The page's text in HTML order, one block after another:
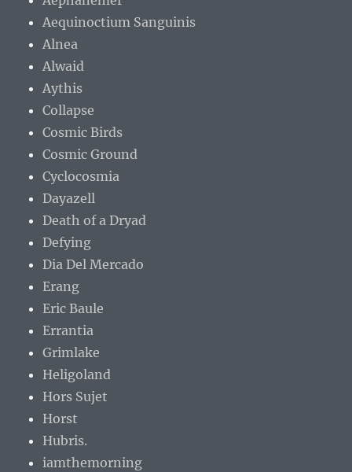
Aequinoctium Sanguinis
Alnea
Alwaid
Aythis
Collapse
Cosmic Birds
Cosmic Ground
Cyclocosmia
Dayazell
Death of a Dryad
Defying
Dia Del Mercado
Erang
Eric Baule
Errantia
Grimlake
Heligoland
Hors Sujet
Horst
Hubris.
iamthemorning